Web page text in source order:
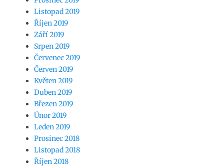
Listopad 2019
Říjen 2019
Září 2019
Srpen 2019
Červenec 2019
Červen 2019
Květen 2019
Duben 2019
Březen 2019
Únor 2019
Leden 2019
Prosinec 2018
Listopad 2018
Říjen 2018